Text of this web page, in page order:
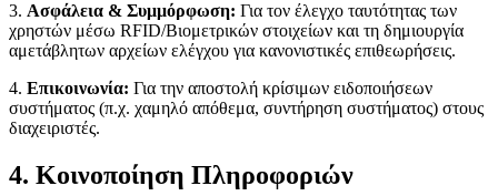
3. Ασφάλεια & Συμμόρφωση: Για τον έλεγχο ταυτότητας των
χρηστών μέσω RFID/Βιομετρικών στοιχείων και τη δημιουργία
αμετάβλητων αρχείων ελέγχου για κανονιστικές επιθεωρήσεις.
4. Επικοινωνία: Για την αποστολή κρίσιμων ειδοποιήσεων
συστήματος (π.χ. χαμηλό απόθεμα, συντήρηση συστήματος) στους
διαχειριστές.
4. Κοινοποίηση Πληροφοριών